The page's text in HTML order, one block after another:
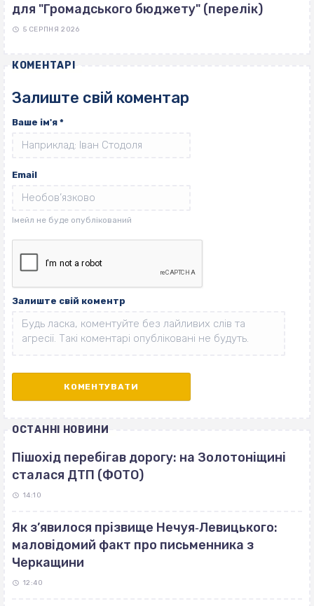
для "Громадського бюджету" (перелік)
5 СЕРПНЯ 2026
КОМЕНТАРІ
Залиште свій коментар
Ваше ім'я *
Email
Залиште свій коментр
ОСТАННІ НОВИНИ
Пішохід перебігав дорогу: на Золотоніщині
сталася ДТП (ФОТО)
14:10
Як з’явилося прізвище Нечуя‐Левицького:
маловідомий факт про письменника з
Черкащини
12:40